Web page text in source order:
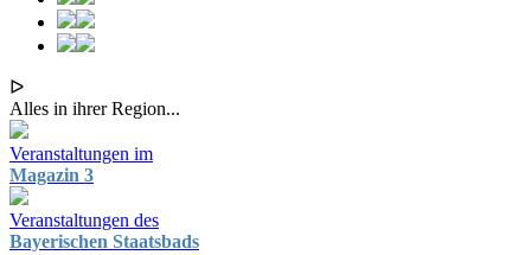
ᐅ
Alles in ihrer Region...
Veranstaltungen im
Magazin 3
Veranstaltungen des
Bayerischen Staatsbads